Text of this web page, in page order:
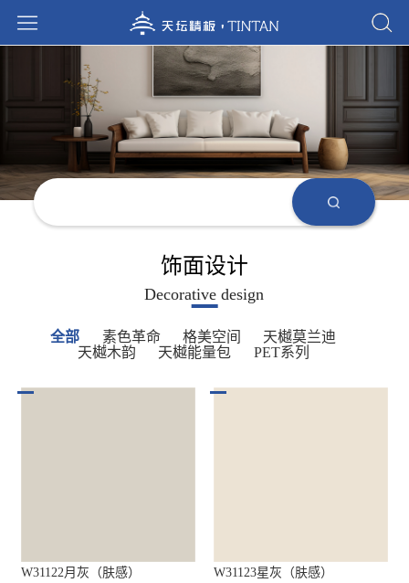
饰面设计
Decorative design
全部 素色革命 格美空间
天樾莫兰迪
天樾木韵
天樾能量包 PET系列
W31122月灰（肤感）
W31123星灰（肤感）